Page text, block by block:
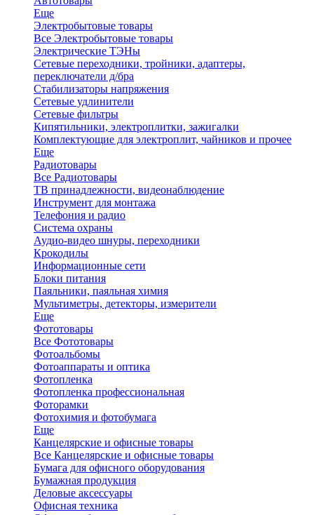
Еще
Электробытовые товары
Все Электробытовые товары
Электрические ТЭНы
Сетевые переходники, тройники, адаптеры,
переключатели д/бра
Стабилизаторы напряжения
Сетевые удлинители
Сетевые фильтры
Кипятильники, электроплитки, зажигалки
Комплектующие для электроплит, чайников и прочее
Еще
Радиотовары
Все Радиотовары
ТВ принадлежности, видеонаблюдение
Инструмент для монтажа
Телефония и радио
Система охраны
Аудио-видео шнуры, переходники
Крокодилы
Информационные сети
Блоки питания
Паяльники, паяльная химия
Мультиметры, детекторы, измерители
Еще
Фототовары
Все Фототовары
Фотоальбомы
Фотоаппараты и оптика
Фотопленка
Фотопленка профессиональная
Фоторамки
Фотохимия и фотобумага
Еще
Канцелярские и офисные товары
Все Канцелярские и офисные товары
Бумага для офисного оборудования
Бумажная продукция
Деловые аксессуары
Офисная техника